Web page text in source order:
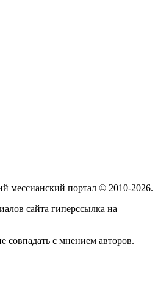
мессианский портал © 2010-2026.
сайта гиперссылка на
с мнением авторов.